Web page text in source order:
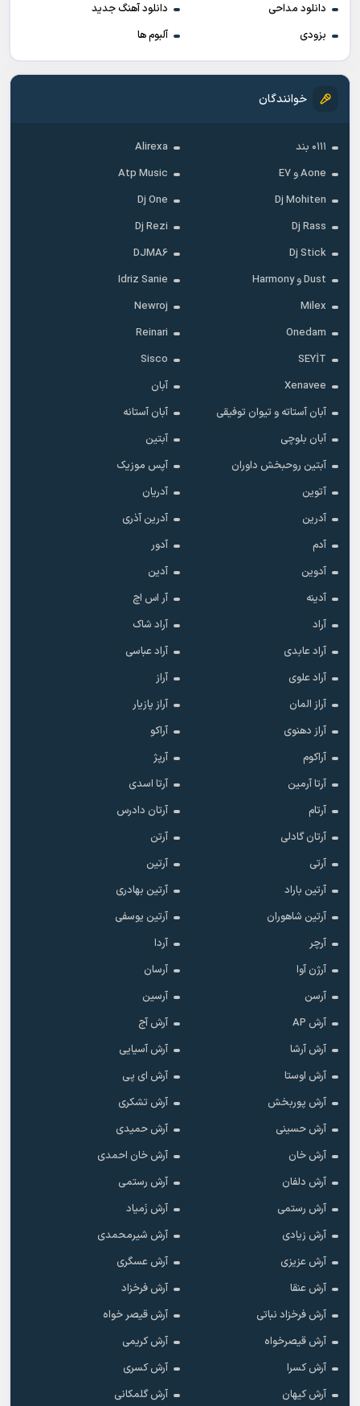
دانلود مداحی
دانلود آهنگ جدید
بزودی
آلبوم ها
خوانندگان
۰۱۱۱ بند
Alirexa
Aone و E7
Atp Music
Dj Mohiten
Dj One
Dj Rass
Dj Rezi
Dj Stick
DJMA6
Dust و Harmony
Idriz Sanie
Milex
Newroj
Onedam
Reinari
SEYİT
Sisco
Xenavee
آبان
آبان آستاته و تیوان توفیقی
آبان آستانه
آبان بلوچی
آبتین
آبتین روحبخش داوران
آپس موزیک
آتوین
آدریان
آدرین
آدرین آذری
آدم
آدور
آدوین
آدین
آدینه
آر اس اچ
آراد
آراد شاک
آراد عابدی
آراد عباسی
آراد علوی
آراز
آراز المان
آراز پازیار
آراز دهنوی
آراکو
آراکوم
آرپژ
آرتا آرمین
آرتا اسدی
آرتام
آرتان دادرس
آرتان گادلی
آرتن
آرتی
آرتین
آرتین باراد
آرتین بهادری
آرتین شاهوران
آرتین یوسفی
آرچر
آردا
آرژن آوا
آرسان
آرسن
آرسین
آرش AP
آرش آج
آرش آرشا
آرش آسیایی
آرش اوستا
آرش ای پی
آرش پوربخش
آرش تشکری
آرش حسینی
آرش حمیدی
آرش خان
آرش خان احمدی
آرش دلفان
آرش رستمى
آرش رستمی
آرش زَمیاد
آرش زیادی
آرش شیرمحمدی
آرش عزیزی
آرش عسگری
آرش عنقا
آرش فرخزاد
آرش فرخزاد نباتی
آرش قیصر خواه
آرش قیصرخواه
آرش کریمی
آرش کسرا
آرش کسری
آرش کیهان
آرش گلمکانی